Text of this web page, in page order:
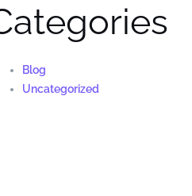
Blog
Uncategorized